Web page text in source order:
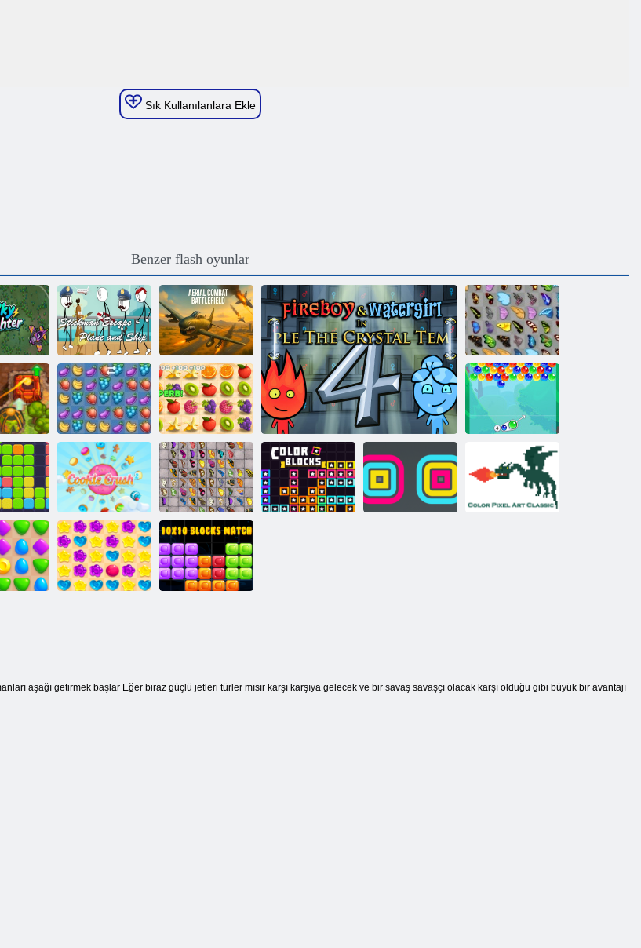
Sık Kullanılanlara Ekle
Benzer flash oyunlar
Çöp Adam
Kaçış- Uçak ve
Gemi
Hava
Muharebesi
Savaş Alanı
Kelebek Kyodai
2 Fruit Crush Sulu çizgi
Kabarcık
Charms
onbir
Kurabiye ezmesi
2
Kelebek Kyodai
HD
aşağı getirmek başlar Eğer biraz güçlü jetleri türler mısır karşı karşıya gelecek ve bir savaş savaşçı olacak karşı olduğu gibi büyük bir avantajı